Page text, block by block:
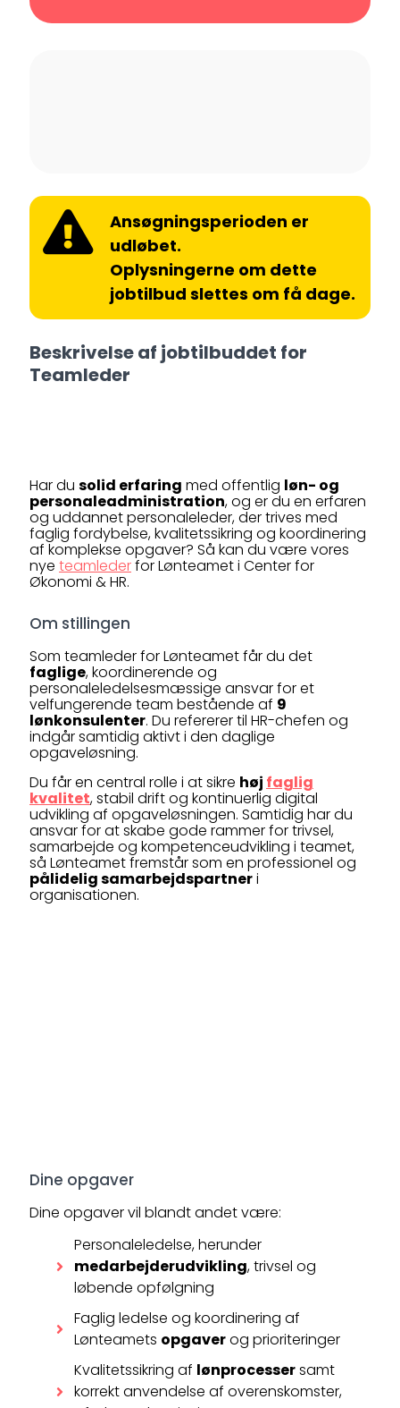
Ansøgningsperioden er
udløbet.
Oplysningerne om dette
jobtilbud slettes om få dage.
Beskrivelse af jobtilbuddet for
Teamleder
Har du solid erfaring med offentlig løn- og
personaleadministration, og er du en erfaren
og uddannet personaleleder, der trives med
faglig fordybelse, kvalitetssikring og koordinering
af komplekse opgaver? Så kan du være vores
nye teamlederfor Lønteamet i Center for
Økonomi & HR.
Om stillingen
Som teamleder for Lønteamet får du det
faglige, koordinerende og
personaleledelsesmæssige ansvar for et
velfungerende team bestående af 9
lønkonsulenter. Du refererer til HR-chefen og
indgår samtidig aktivt i den daglige
opgaveløsning.
Du får en central rolle i at sikre høj faglig
kvalitet, stabil drift og kontinuerlig digital
udvikling af opgaveløsningen. Samtidig har du
ansvar for at skabe gode rammer for trivsel,
samarbejde og kompetenceudvikling i teamet,
så Lønteamet fremstår som en professionel og
pålidelig samarbejdspartneri
organisationen.
Dine opgaver
Dine opgaver vil blandt andet være:
Personaleledelse, herunder
medarbejderudvikling, trivsel og
løbende opfølgning
Faglig ledelse og koordinering af
Lønteamets opgaverog prioriteringer
Kvalitetssikring af lønprocessersamt
korrekt anvendelse af overenskomster,